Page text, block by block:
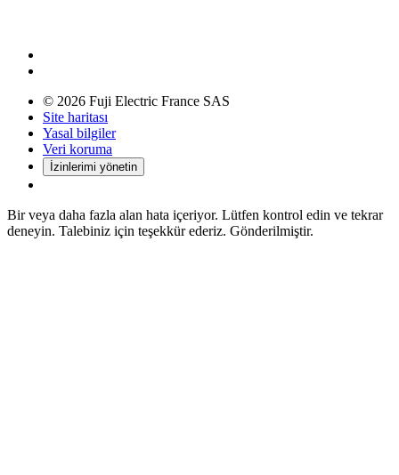
© 2026 Fuji Electric France SAS
Site haritası
Yasal bilgiler
Veri koruma
İzinlerimi yönetin
Bir veya daha fazla alan hata içeriyor. Lütfen kontrol edin ve tekrar
deneyin. Talebiniz için teşekkür ederiz. Gönderilmiştir.